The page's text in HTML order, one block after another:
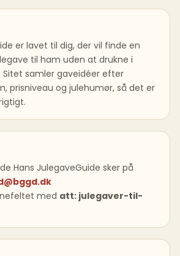
er lavet til dig, der vil finde en
til ham uden at drukne i
samler gaveidéer efter
prisniveau og julehumør, så det er
Hans JulegaveGuide sker på
med att: julegaver-til-